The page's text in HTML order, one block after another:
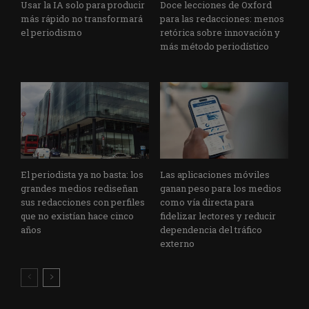
Usar la IA solo para producir
más rápido no transformará
el periodismo
Doce lecciones de Oxford
para las redacciones: menos
retórica sobre innovación y
más método periodístico
El periodista ya no basta: los
grandes medios rediseñan
sus redacciones con perfiles
que no existían hace cinco
años
Las aplicaciones móviles
ganan peso para los medios
como vía directa para
fidelizar lectores y reducir
dependencia del tráfico
externo